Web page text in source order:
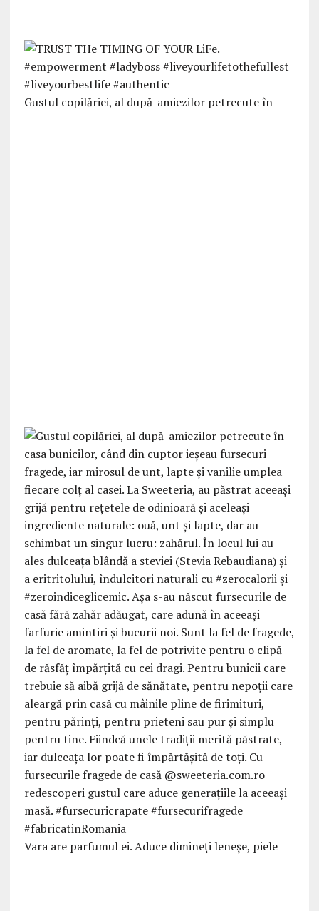
Gustul copilăriei, al după-amiezilor petrecute în
Vara are parfumul ei. Aduce dimineți leneșe, piele